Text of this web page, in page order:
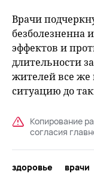
Врачи
безболезненна
эффектов и
длительности
жителей все же
ситуацию до
Копирование
согласия
здоровье врачи